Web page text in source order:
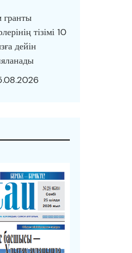
гранты
тізімі 10
дейін